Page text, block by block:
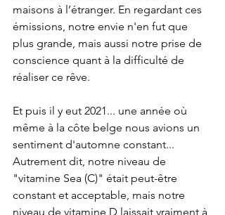
maisons à l’étranger. En regardant ces
émissions, notre envie n'en fut que
plus grande, mais aussi notre prise de
conscience quant à la difficulté de
réaliser ce rêve.
Et puis il y eut 2021... une année où
même à la côte belge nous avions un
sentiment d'automne constant...
Autrement dit, notre niveau de
"vitamine Sea (C)" était peut-être
constant et acceptable, mais notre
niveau de vitamine D laissait vraiment à